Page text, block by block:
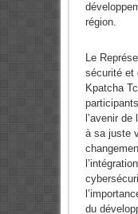
région.
Le
sécurité et
Kpatcha
l’avenir
à sa juste
du